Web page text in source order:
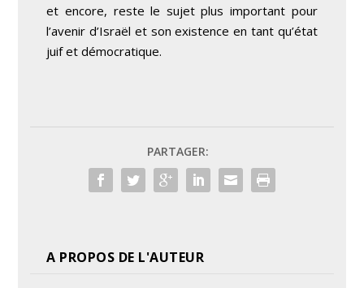
et encore, reste le sujet plus important pour
l’avenir d’Israël et son existence en tant qu’état
juif et démocratique.
PARTAGER:
A PROPOS DE L'AUTEUR